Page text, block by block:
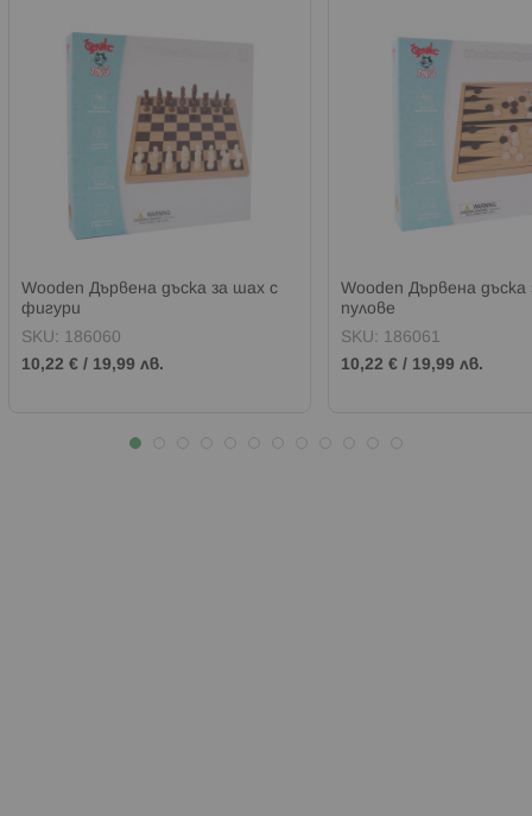
Wooden Дървена дъска за шах с
фигури
SKU: 186060
10,22 € / 19,99 лв.
Wooden Дървена дъска
пулове
SKU: 186061
10,22 € / 19,99 лв.